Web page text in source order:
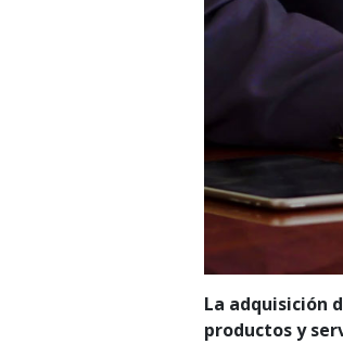
La adquisición
productos y